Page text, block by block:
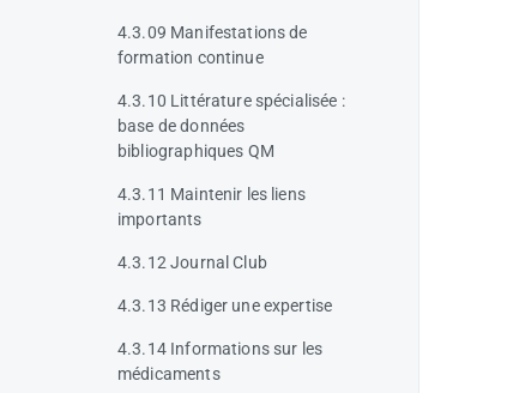
4.3.09 Manifestations de
formation continue
4.3.10 Littérature spécialisée :
base de données
bibliographiques QM
4.3.11 Maintenir les liens
importants
4.3.12 Journal Club
4.3.13 Rédiger une expertise
4.3.14 Informations sur les
médicaments